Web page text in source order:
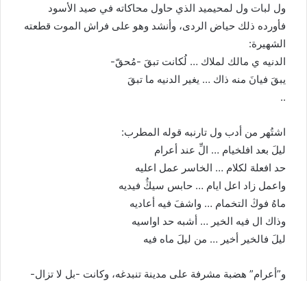
ول لبات ول لمحيميد الذي حاول محاكاته في صيد الأسود
فأورده ذلك حياض الردى، وأنشد وهو على فراش الموت قطعته
الشهيرة:
الدنيه ي مالك لملاك … لُكانت تبقَ -مُحقّ-
يبقَ فيانَ منه ذاك … يغير الدنيه ما تبقَ
..
اشتُهر من أدب ول تارنبه قوله المطرب:
ليلَ بعد افلخيام … الِّ عند أعرام
حد افعلهَ لكلام … الخاسر عمل اعليه
واعمل زاد اعل ايام … حابس سيڭُ فيديه
ماهُ فوڭ التخمام … واشفَ فيه أعاديه
وذاك ال فيه الخير … أشبه حد اواسيه
ليلَ فالخير أخير … من ليلَ ماه فيه
و”أعرام” هضبة مشرفة على مدينة تنبدغه، وكانت -بل لا تزال-